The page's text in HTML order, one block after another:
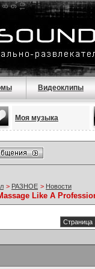
Видеоклипы
Моя музыка
> РАЗНОЕ > Новости
Like A
Страница